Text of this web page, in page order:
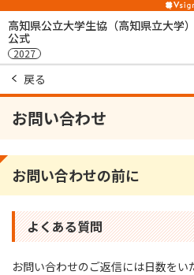
高知県公立大学生協（高知県立大学）
公式
2027
戻る
お問い合わせ
お問い合わせの前に
よくある質問
お問い合わせのご返信には⽇数をい